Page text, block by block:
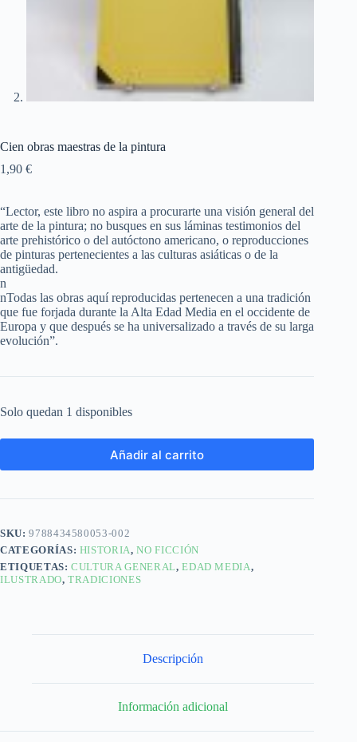
Cien obras maestras de la pintura
1,90 €
“Lector, este libro no aspira a procurarte una visión general del
arte de la pintura; no busques en sus láminas testimonios del
arte prehistórico o del autóctono americano, o reproducciones
de pinturas pertenecientes a las culturas asiáticas o de la
antigüedad.
n
nTodas las obras aquí reproducidas pertenecen a una tradición
que fue forjada durante la Alta Edad Media en el occidente de
Europa y que después se ha universalizado a través de su larga
evolución”.
Solo quedan 1 disponibles
Añadir al carrito
SKU:9788434580053-002
CATEGORÍAS: HISTORIA,NO FICCIÓN
ETIQUETAS:CULTURA GENERAL,EDAD MEDIA,
ILUSTRADO,TRADICIONES
Descripción
Información adicional